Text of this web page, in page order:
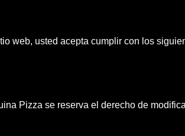
web, usted acepta cumplir con los
Pizza se reserva el derecho de